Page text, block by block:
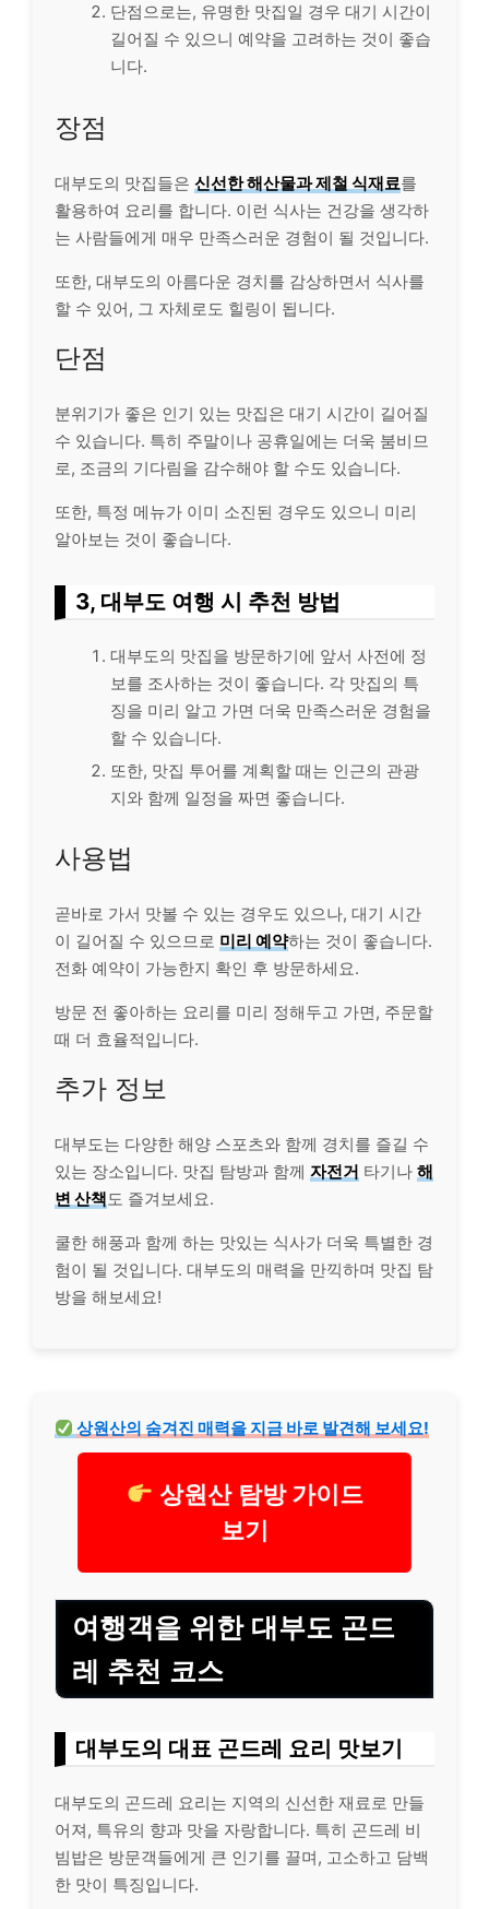
단점으로는, 유명한 맛집일 경우 대기 시간이
길어질 수 있으니 예약을 고려하는 것이 좋습
니다.
장점
대부도의 맛집들은 신선한 해산물과 제철 식재료를
활용하여 요리를 합니다. 이런 식사는 건강을 생각하
는 사람들에게 매우 만족스러운 경험이 될 것입니다.
또한, 대부도의 아름다운 경치를 감상하면서 식사를
할 수 있어, 그 자체로도 힐링이 됩니다.
단점
분위기가 좋은 인기 있는 맛집은 대기 시간이 길어질
수 있습니다. 특히 주말이나 공휴일에는 더욱 붐비므
로, 조금의 기다림을 감수해야 할 수도 있습니다.
또한, 특정 메뉴가 이미 소진된 경우도 있으니 미리
알아보는 것이 좋습니다.
3, 대부도 여행 시 추천 방법
대부도의 맛집을 방문하기에 앞서 사전에 정
보를 조사하는 것이 좋습니다. 각 맛집의 특
징을 미리 알고 가면 더욱 만족스러운 경험을
할 수 있습니다.
또한, 맛집 투어를 계획할 때는 인근의 관광
지와 함께 일정을 짜면 좋습니다.
사용법
곧바로 가서 맛볼 수 있는 경우도 있으나, 대기 시간
이 길어질 수 있으므로 미리 예약하는 것이 좋습니다.
전화 예약이 가능한지 확인 후 방문하세요.
방문 전 좋아하는 요리를 미리 정해두고 가면, 주문할
때 더 효율적입니다.
추가 정보
대부도는 다양한 해양 스포츠와 함께 경치를 즐길 수
있는 장소입니다. 맛집 탐방과 함께 자전거 타기나 해
변 산책도 즐겨보세요.
쿨한 해풍과 함께 하는 맛있는 식사가 더욱 특별한 경
험이 될 것입니다. 대부도의 매력을 만끽하며 맛집 탐
방을 해보세요!
상원산의 숨겨진 매력을 지금 바로 발견해 보세요!
상원산 탐방 가이드
보기
여행객을 위한 대부도 곤드
레 추천 코스
대부도의 대표 곤드레 요리 맛보기
대부도의 곤드레 요리는 지역의 신선한 재료로 만들
어져, 특유의 향과 맛을 자랑합니다. 특히 곤드레 비
빔밥은 방문객들에게 큰 인기를 끌며, 고소하고 담백
한 맛이 특징입니다.